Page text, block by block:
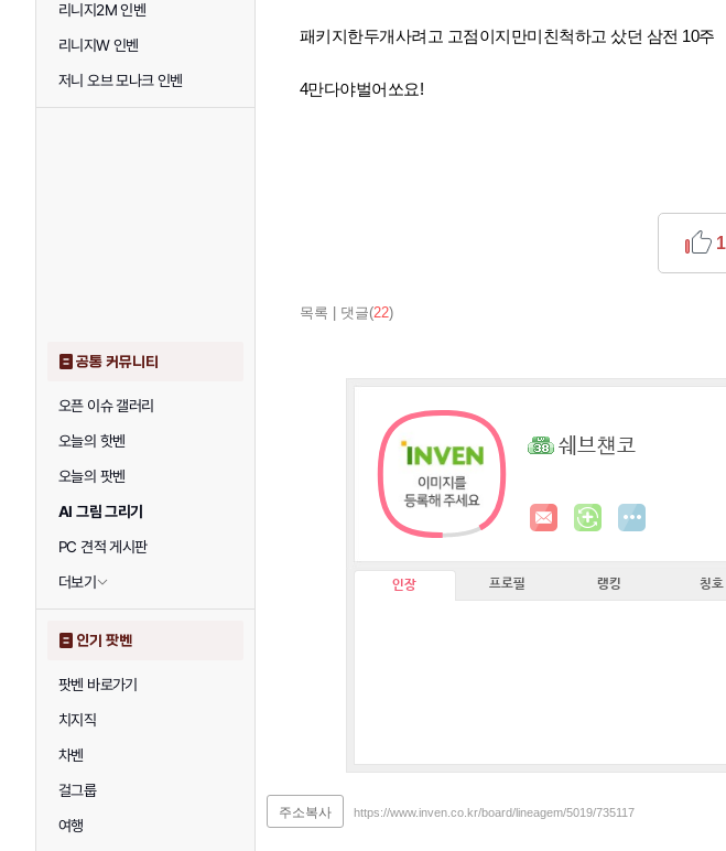
리니지2M 인벤
리니지W 인벤
저니 오브 모나크 인벤
공통 커뮤니티
오픈 이슈 갤러리
오늘의 핫벤
오늘의 팟벤
AI 그림 그리기
PC 견적 게시판
더보기
인기 팟벤
팟벤 바로가기
치지직
차벤
걸그룹
여행
패키지한두개사려고 고점이지만미친척하고 샀던 삼전 10주
4만다야벌어쏘요!
목록 댓글(22)
1
쉐브첀코
인장 프로필 랭킹 칭호
주소복사 https://www.inven.co.kr/board/lineagem/5019/735117